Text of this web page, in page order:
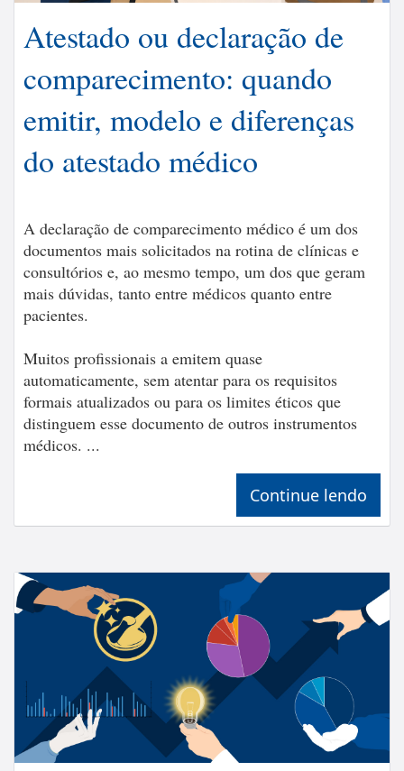
Atestado ou declaração de
comparecimento: quando
emitir, modelo e diferenças
do atestado médico
A declaração de comparecimento médico é um dos
documentos mais solicitados na rotina de clínicas e
consultórios e, ao mesmo tempo, um dos que geram
mais dúvidas, tanto entre médicos quanto entre
pacientes.
Muitos profissionais a emitem quase
automaticamente, sem atentar para os requisitos
formais atualizados ou para os limites éticos que
distinguem esse documento de outros instrumentos
médicos. ...
Continue lendo